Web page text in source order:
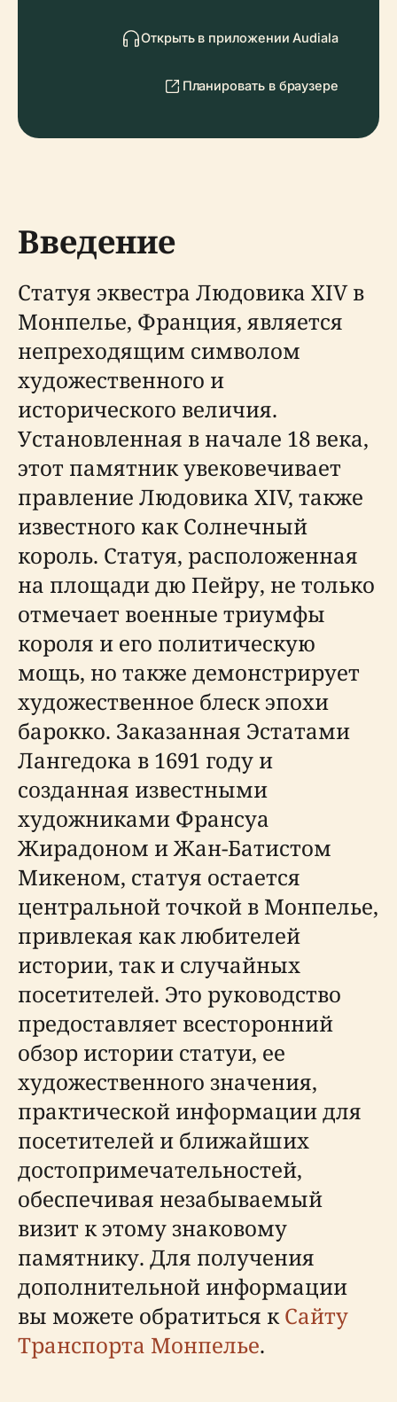
Открыть в приложении Audiala
Планировать в браузере
Введение
Статуя эквестра Людовика XIV в
Монпелье, Франция, является
непреходящим символом
художественного и
исторического величия.
Установленная в начале 18 века,
этот памятник увековечивает
правление Людовика XIV, также
известного как Солнечный
король. Статуя, расположенная
на площади дю Пейру, не только
отмечает военные триумфы
короля и его политическую
мощь, но также демонстрирует
художественное блеск эпохи
барокко. Заказанная Эстатами
Лангедока в 1691 году и
созданная известными
художниками Франсуа
Жирадоном и Жан-Батистом
Микеном, статуя остается
центральной точкой в Монпелье,
привлекая как любителей
истории, так и случайных
посетителей. Это руководство
предоставляет всесторонний
обзор истории статуи, ее
художественного значения,
практической информации для
посетителей и ближайших
достопримечательностей,
обеспечивая незабываемый
визит к этому знаковому
памятнику. Для получения
дополнительной информации
вы можете обратиться кСайту
Транспорта Монпелье.